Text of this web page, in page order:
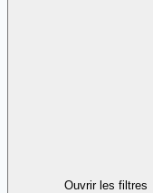
Ouvrir les filtres